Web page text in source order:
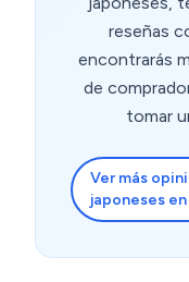
reseñas
encontrarás
de
tomar
Ver más
japoneses